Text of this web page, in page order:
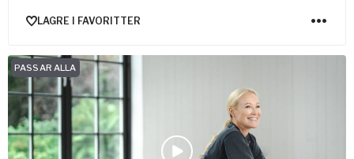
LAGRE I FAVORITTER
PASSAR ALLA